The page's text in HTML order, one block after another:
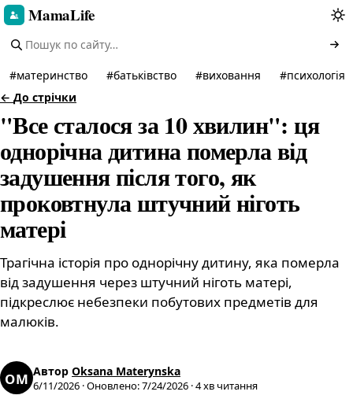
MamaLife
#материнство #батьківство #виховання #психологія
← До стрічки
"Все сталося за 10 хвилин": ця
однорічна дитина померла від
задушення після того, як
проковтнула штучний ніготь
матері
Трагічна історія про однорічну дитину, яка померла
від задушення через штучний ніготь матері,
підкреслює небезпеки побутових предметів для
малюків.
OM Автор Oksana Materynska
6/11/2026 ·Оновлено:7/24/2026 ·4хв читання